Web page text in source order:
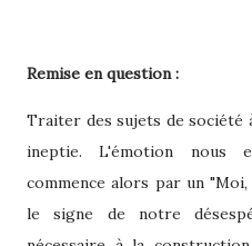
Remise en question :
Traiter des sujets de société
ineptie. L'émotion nous
commence alors par un
le signe de notre